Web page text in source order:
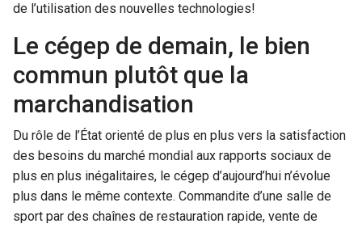
de l’utilisation des nouvelles technologies!
Le cégep de demain, le bien
commun plutôt que la
marchandisation
Du rôle de l’État orienté de plus en plus vers la satisfaction
des besoins du marché mondial aux rapports sociaux de
plus en plus inégalitaires, le cégep d’aujourd’hui n’évolue
plus dans le même contexte. Commandite d’une salle de
sport par des chaînes de restauration rapide, vente de